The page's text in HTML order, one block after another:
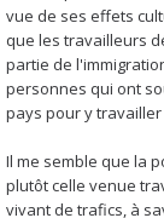
vue de ses effets
que les travailleurs
partie de
personnes qui ont
pays pour y
Il me semble que la
plutôt celle venue
vivant de trafics, à